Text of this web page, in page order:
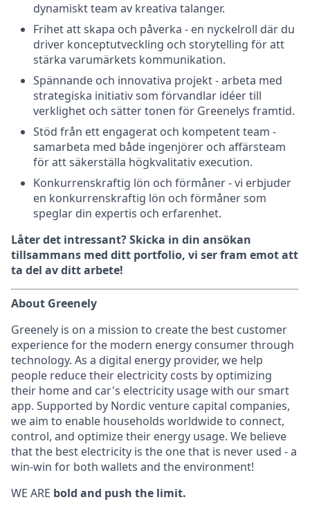
dynamiskt team av kreativa talanger.
Frihet att skapa och påverka - en nyckelroll där du
driver konceptutveckling och storytelling för att
stärka varumärkets kommunikation.
Spännande och innovativa projekt - arbeta med
strategiska initiativ som förvandlar idéer till
verklighet och sätter tonen för Greenelys framtid.
Stöd från ett engagerat och kompetent team -
samarbeta med både ingenjörer och affärsteam
för att säkerställa högkvalitativ execution.
Konkurrenskraftig lön och förmåner - vi erbjuder
en konkurrenskraftig lön och förmåner som
speglar din expertis och erfarenhet.
Låter det intressant? Skicka in din ansökan
tillsammans med ditt portfolio, vi ser fram emot att
ta del av ditt arbete!
About Greenely
Greenely is on a mission to create the best customer
experience for the modern energy consumer through
technology. As a digital energy provider, we help
people reduce their electricity costs by optimizing
their home and car's electricity usage with our smart
app. Supported by Nordic venture capital companies,
we aim to enable households worldwide to connect,
control, and optimize their energy usage. We believe
that the best electricity is the one that is never used - a
win-win for both wallets and the environment!
WE ARE bold and push the limit.